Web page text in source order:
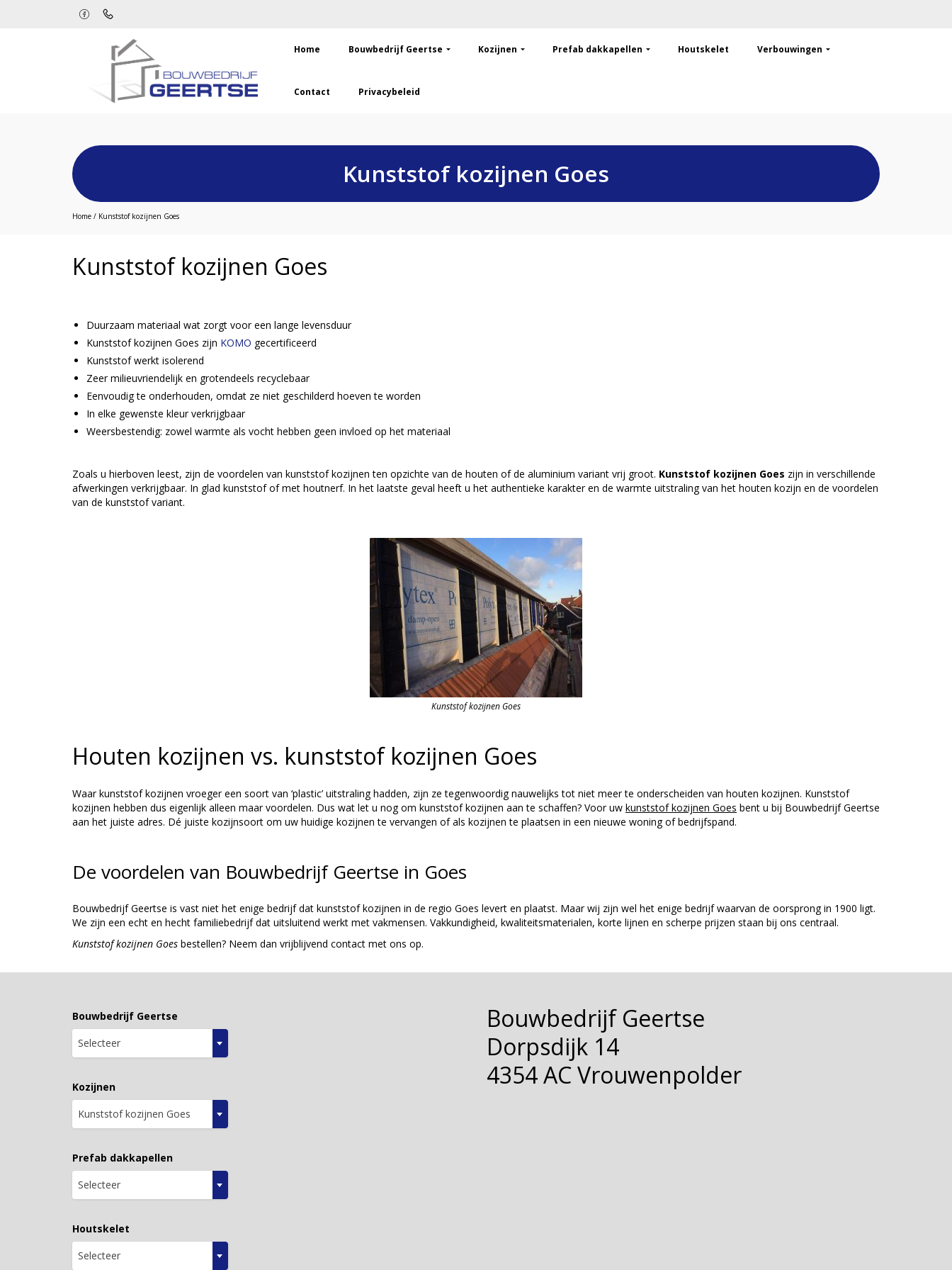
Home Bouwbedrijf Geertse Kozijnen Prefab dakkapellen Houtskelet Verbouwingen
Contact Privacybeleid
Kunststof kozijnen Goes
Home / Kunststof kozijnen Goes
Kunststof kozijnen Goes
Duurzaam materiaal wat zorgt voor een lange levensduur
Kunststof kozijnen Goes zijn KOMO gecertificeerd
Kunststof werkt isolerend
Zeer milieuvriendelijk en grotendeels recyclebaar
Eenvoudig te onderhouden, omdat ze niet geschilderd hoeven te worden
In elke gewenste kleur verkrijgbaar
Weersbestendig: zowel warmte als vocht hebben geen invloed op het materiaal
Zoals u hierboven leest, zijn de voordelen van kunststof kozijnen ten opzichte van de houten of de aluminium variant vrij groot. Kunststof kozijnen Goes zijn in verschillende
afwerkingen verkrijgbaar. In glad kunststof of met houtnerf. In het laatste geval heeft u het authentieke karakter en de warmte uitstraling van het houten kozijn en de voordelen
van de kunststof variant.
Kunststof kozijnen Goes
Houten kozijnen vs. kunststof kozijnen Goes
Waar kunststof kozijnen vroeger een soort van ‘plastic’ uitstraling hadden, zijn ze tegenwoordig nauwelijks tot niet meer te onderscheiden van houten kozijnen. Kunststof
kozijnen hebben dus eigenlijk alleen maar voordelen. Dus wat let u nog om kunststof kozijnen aan te schaffen? Voor uw kunststof kozijnen Goes bent u bij Bouwbedrijf Geertse
aan het juiste adres. Dé juiste kozijnsoort om uw huidige kozijnen te vervangen of als kozijnen te plaatsen in een nieuwe woning of bedrijfspand.
De voordelen van Bouwbedrijf Geertse in Goes
Bouwbedrijf Geertse is vast niet het enige bedrijf dat kunststof kozijnen in de regio Goes levert en plaatst. Maar wij zijn wel het enige bedrijf waarvan de oorsprong in 1900 ligt.
We zijn een echt en hecht familiebedrijf dat uitsluitend werkt met vakmensen. Vakkundigheid, kwaliteitsmaterialen, korte lijnen en scherpe prijzen staan bij ons centraal.
Kunststof kozijnen Goes bestellen? Neem dan vrijblijvend contact met ons op.
Bouwbedrijf Geertse
Selecteer
Kozijnen
Kunststof kozijnen Goes
Prefab dakkapellen
Selecteer
Houtskelet
Selecteer
Bouwbedrijf Geertse
Dorpsdijk 14
4354 AC Vrouwenpolder